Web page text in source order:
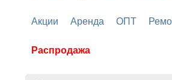
Акции Аренда ОПТ
Распродажа